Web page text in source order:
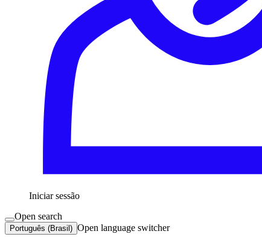
Iniciar sessão
Open search
Português (Brasil) Open language switcher